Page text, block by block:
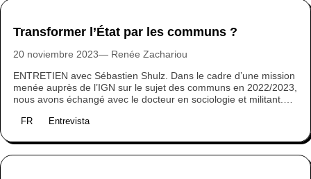
Transformer l’État par les communs ?
20 noviembre 2023 Renée Zachariou
ENTRETIEN avec Sébastien Shulz. Dans le cadre d’une mission
menée auprès de l’IGN sur le sujet des communs en 2022/2023,
nous avons échangé avec le docteur en sociologie et militant.
jouerait un rôle de partenaire et où chacun pourrait faire partie
FR Entrevista